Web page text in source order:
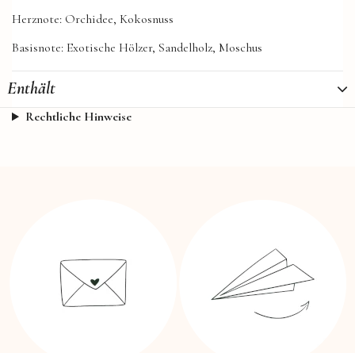
Herznote: Orchidee, Kokosnuss
Basisnote: Exotische Hölzer, Sandelholz, Moschus
Enthält
Rechtliche Hinweise